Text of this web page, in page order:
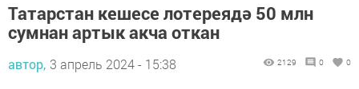
Татарстан кешесе лотереядә 50 млн
сумнан артык акча откан
автор, 3 апрель 2024 - 15:38 2129 0 0